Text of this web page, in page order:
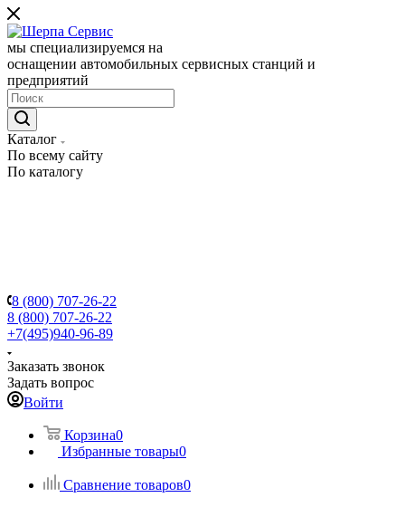
мы специализируемся на
оснащении автомобильных сервисных станций и
предприятий
Каталог
По всему сайту
По каталогу
8 (800) 707-26-22
8 (800) 707-26-22
+7(495)940-96-89
Заказать звонок
Задать вопрос
Войти
Корзина0
Избранные товары0
Сравнение товаров0